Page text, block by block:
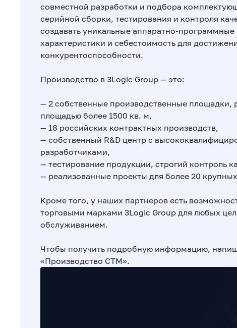
совместной разработки и подбора
серийной сборки, тестирования и контроля
создавать уникальные аппаратно-
характеристики и себестоимость для
конкурентоспособности.
Производство в 3Logic Group — это:
— 2 собственные производственные
площадью более 1500 кв. м,
— 18 российских контрактных производств,
— собственный R&D центр с
разработчиками,
— тестирование продукции, строгий контроль
— реализованные проекты для более 20
Кроме того, у наших партнеров есть
торговыми марками 3Logic Group для любых
обслуживанием.
Чтобы получить подробную информацию,
«Производство СТМ».